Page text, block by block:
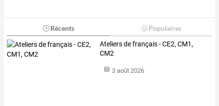
Récents Populaires
Ateliers de français - CE2, CM1,
CM2
3 août 2026